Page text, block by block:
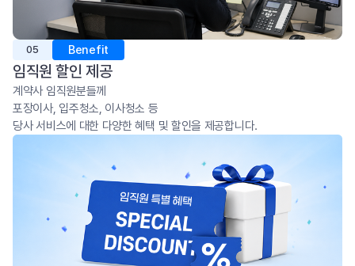
05 Benefit
임직원 할인 제공
계약사 임직원분들께
포장이사, 입주청소, 이사청소 등
당사 서비스에 대한 다양한 혜택 및 할인을 제공합니다.